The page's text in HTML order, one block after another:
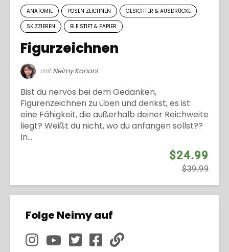
ANATOMIE POSEN ZEICHNEN
GESICHTER & AUSDRÜCKE
SKIZZIEREN
BLEISTIFT & PAPIER
Figurzeichnen
mitNeimy Kanani
Bist du nervös bei dem Gedanken,
Figurenzeichnen zu üben und denkst, es ist
eine Fähigkeit, die außerhalb deiner Reichweite
liegt? Weißt du nicht, wo du anfangen sollst??
In...
$24.99
$39.99
Folge Neimy auf